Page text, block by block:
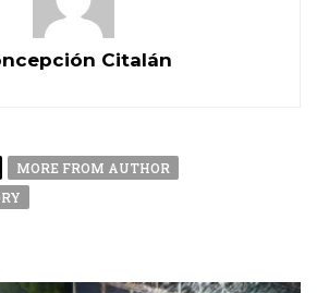
Citalán
MORE FROM AUTHOR